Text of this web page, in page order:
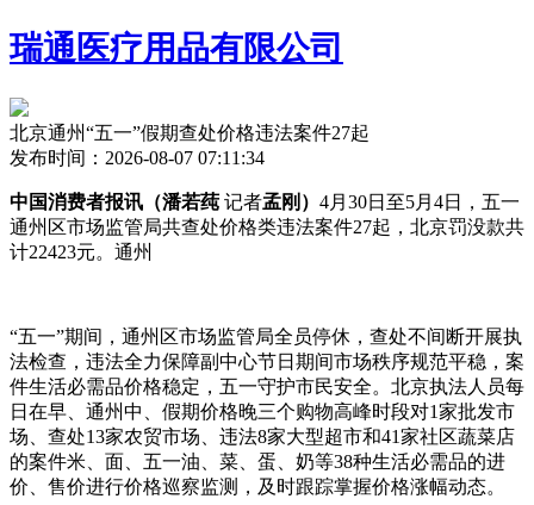
瑞通医疗用品有限公司
北京通州“五一”假期查处价格违法案件27起
发布时间：2026-08-07 07:11:34
中国消费者报讯（潘若莼 记者孟刚） 4月30日至5月4日，五一
通州区市场监管局共查处价格类违法案件27起，北京罚没款共
计22423元。通州
“五一”期间，通州区市场监管局全员停休，查处不间断开展执
法检查，违法全力保障副中心节日期间市场秩序规范平稳，案
件生活必需品价格稳定，五一守护市民安全。北京执法人员每
日在早、通州中、假期价格晚三个购物高峰时段对1家批发市
场、查处13家农贸市场、违法8家大型超市和41家社区蔬菜店
的案件米、面、五一油、菜、蛋、奶等38种生活必需品的进
价、售价进行价格巡察监测，及时跟踪掌握价格涨幅动态。